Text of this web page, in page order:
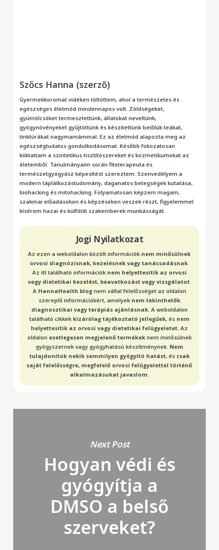
Szőcs Hanna (szerző)
Gyermekkoromat vidéken töltöttem, ahol a természetes és
egészséges életmód mindennapos volt. Zöldségeket,
gyümölcsöket termesztettünk, állatokat neveltünk,
gyógynövényeket gyűjtöttünk és készítettünk belőlük teákat,
tinktúrákat nagymamámmal. Ez az életmód alapozta meg az
egészségtudatos gondolkodásomat. Később fokozatosan
kiiktattam a szintetikus tisztítószereket és kozmetikumokat az
életemből. Tanulmányaim során fitoterapeuta és
természetgyógyász képesítést szereztem. Szenvedélyem a
modern táplálkozástudomány, daganatos betegségek kutatása,
biohacking és mitohacking. Folyamatosan képzem magam,
szakmai előadásokon és képzéseken veszek részt, figyelemmel
kísérem hazai és külföldi szakemberek munkásságát.
Jogi Nyilatkozat
Az ezen a weboldalon közölt információk nem minősülnek
orvosi diagnózisnak, kezelésnek vagy tanácsadásnak.
Az itt található információk nem helyettesítik az orvosi
vagy dietetikai kezelést, beavatkozást vagy vizsgálatot.
A HannaHealth blognem vállal felelősséget az oldalon
szereplő információkért, amelyek nem tekinthetők
diagnosztikai vagy terápiás ajánlásnak. A weboldalon
található cikkek kizárólag tájékoztató jellegűek, és nem
helyettesítik az orvosi vagy dietetikai felügyeletet . Az
oldalon esetlegesen megjelenő termékeknem minősülnek
gyógyszernek vagy gyógyhatású készítménynek. Nem
tulajdonítok nekik semmilyen gyógyító hatást, és csak
saját felelősségre, megfelelő orvosi felügyelettel történő
alkalmazásukat javaslom
Next Post
Hogyan védi és
gyógyítja a
DMSO a belső
szerveket?